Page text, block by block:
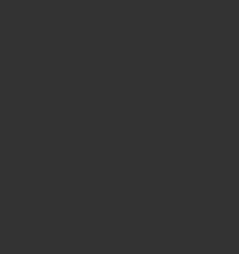
Capri Pants